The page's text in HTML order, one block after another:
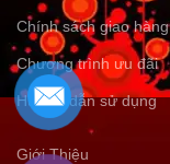
Chính sách giao hàng
Chương trình ưu đãi
Hướng dẫn sử dụng
Giới Thiệu